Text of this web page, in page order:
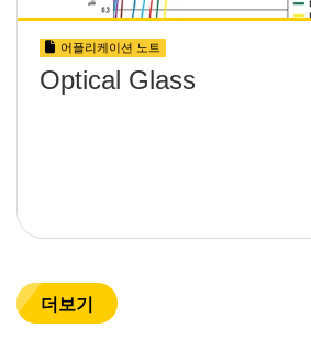
어플리케이션 노트
Optical Glass
더보기